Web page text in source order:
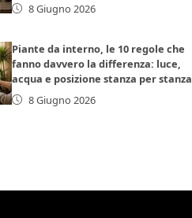
8 Giugno 2026
Piante da interno, le 10 regole che
fanno davvero la differenza: luce,
acqua e posizione stanza per stanza
8 Giugno 2026